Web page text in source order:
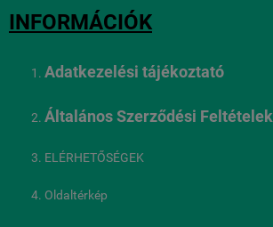
INFORMÁCIÓK
Adatkezelési tájékoztató
Általános Szerződési Feltételek
ELÉRHETŐSÉGEK
Oldaltérkép